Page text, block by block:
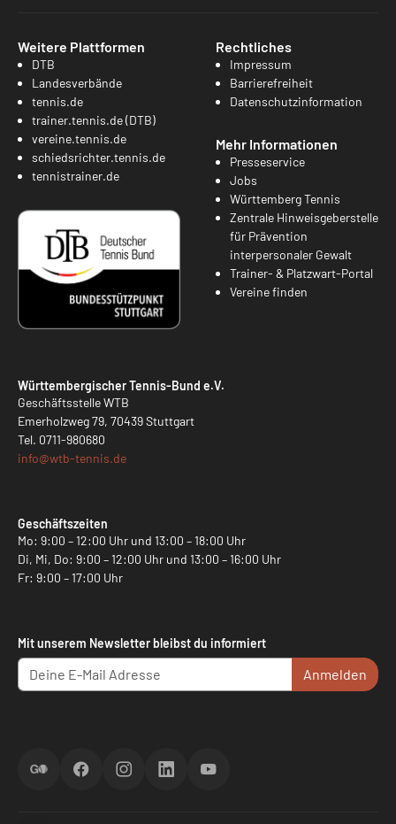
Weitere Plattformen
DTB
Landesverbände
tennis.de
trainer.tennis.de (DTB)
vereine.tennis.de
schiedsrichter.tennis.de
tennistrainer.de
Rechtliches
Impressum
Barrierefreiheit
Datenschutzinformation
Mehr Informationen
Presseservice
Jobs
Württemberg Tennis
Zentrale Hinweisgeberstelle
für Prävention
interpersonaler Gewalt
Trainer- & Platzwart-Portal
Vereine finden
Württembergischer Tennis-Bund e.V.
Geschäftsstelle WTB
Emerholzweg 79, 70439 Stuttgart
Tel. 0711-980680
info@wtb-tennis.de
Geschäftszeiten
Mo: 9:00 – 12:00 Uhr und 13:00 – 18:00 Uhr
Di, Mi, Do: 9:00 – 12:00 Uhr und 13:00 – 16:00 Uhr
Fr: 9:00 – 17:00 Uhr
Mit unserem Newsletter bleibst du informiert
Anmelden
ScoreGOFacebookInstagramLinkedInYouTube